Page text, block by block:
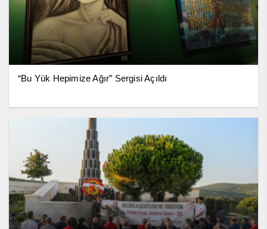
“Bu Yük Hepimize Ağır” Sergisi Açıldı